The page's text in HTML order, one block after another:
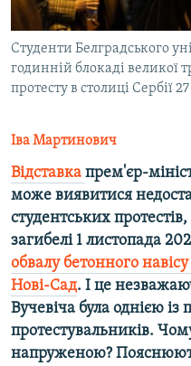
РУС
УКР
ДОЛУЧАЙСЯ!
Усі сайти RFE/RL
Студенти Белградського
годинній блокаді великої
протесту в столиці Сербії
Іва Мартинович
Відставка прем'єр-
може виявитися
студентських
загибелі 1 листопада
обвалу бетонного навісу
Нові-Сад. І це
Вучевіча була однією
протестувальників.
напруженою?